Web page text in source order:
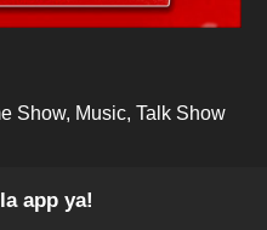
Show Music Talk Show
app ya!